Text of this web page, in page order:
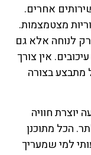
אחרים.
מצטמצמות.
לנוחה אלא גם
אין צורך
מתבצע בצורה
חוויה
הכל מתוכנן
למי שמעריך